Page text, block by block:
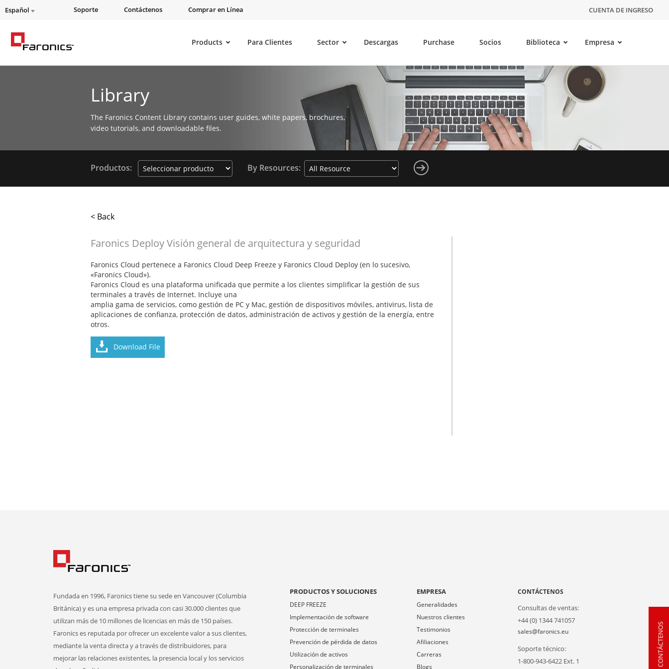
Español Soporte Contáctenos Comprar en Línea CUENTA DE INGRESO
Products Para Clientes Sector Descargas Purchase Socios Biblioteca Empresa
Library
The Faronics Content Library contains user guides, white papers, brochures,
video tutorials, and downloadable files.
Productos: By Resources:
< Back
Faronics Deploy Visión general de arquitectura y seguridad
Faronics Cloud pertenece a Faronics Cloud Deep Freeze y Faronics Cloud Deploy (en lo sucesivo,
«Faronics Cloud»).
Faronics Cloud es una plataforma unificada que permite a los clientes simplificar la gestión de sus
terminales a través de Internet. Incluye una
amplia gama de servicios, como gestión de PC y Mac, gestión de dispositivos móviles, antivirus, lista de
aplicaciones de confianza, protección de datos, administración de activos y gestión de la energía, entre
otros.
Download File
Fundada en 1996, Faronics tiene su sede en Vancouver (Columbia
Británica) y es una empresa privada con casi 30.000 clientes que
utilizan más de 10 millones de licencias en más de 150 países.
Faronics es reputada por ofrecer un excelente valor a sus clientes,
mediante la venta directa y a través de distribuidores, para
mejorar las relaciones existentes, la presencia local y los servicios
PRODUCTOS Y SOLUCIONES
DEEP FREEZE
Implementación de software
Protección de terminales
Prevención de pérdida de datos
Utilización de activos
Personalización de terminales
EMPRESA
Generalidades
Nuestros clientes
Testimonios
Afiliaciones
Carreras
Blogs
CONTÁCTENOS
Consultas de ventas:
+44 (0) 1344 741057
sales@faronics.eu
Soporte técnico:
1-800-943-6422 Ext. 1
CONTÁCTENOS